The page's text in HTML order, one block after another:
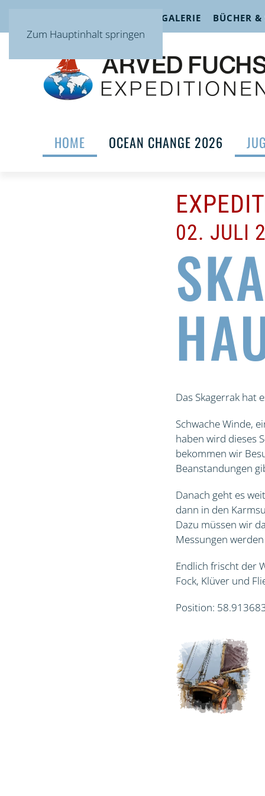
Zum Hauptinhalt springen
GALERIE BÜCHER &
HOME OCEAN CHANGE 2026
02. JULI
Das Skagerrak hat
Schwache Winde,
haben wird dieses
bekommen wir
Beanstandungen
Danach geht es
dann in den
Dazu müssen wir
Messungen
Endlich frischt der
Fock, Klüver und
Position: